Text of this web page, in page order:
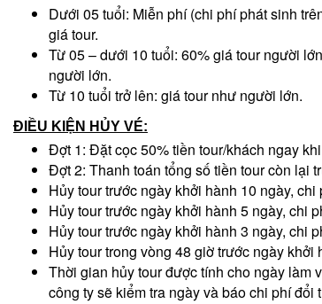
Dưới 05 tuổi: Miễn phí (chi phí phát sinh
giá tour.
Từ 05 – dưới 10 tuổi: 60% giá tour người
người lớn.
Từ 10 tuổi trở lên: giá tour như người lớn.
ĐIỀU KIỆN HỦY VÉ:
Đợt 1: Đặt cọc 50% tiền tour/khách ngay
Đợt 2: Thanh toán tổng số tiền tour còn lại
Hủy tour trước ngày khởi hành 10 ngày,
Hủy tour trước ngày khởi hành 5 ngày, chi
Hủy tour trước ngày khởi hành 3 ngày, chi
Hủy tour trong vòng 48 giờ trước ngày
Thời gian hủy tour được tính cho ngày làm
công ty sẽ kiểm tra ngày và báo chi phí đổi